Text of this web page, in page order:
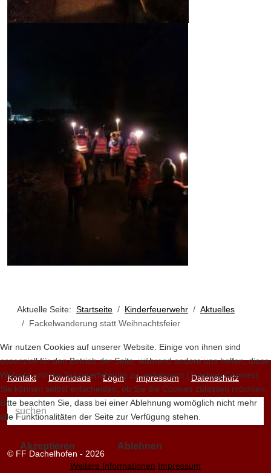
Aktuelle Seite: Startseite Kinderfeuerwehr
Aktuelles
Fackelwanderung statt Weihnachtsfeier
Kontakt Downloads Login Impressum Datenschutz
© FF Dachelhofen - 2026
Wir nutzen Cookies auf unserer Website. Einige von ihnen sind
essenziell für den Betrieb der Seite, während andere uns helfen, diese
Website und die Nutzererfahrung zu verbessern (Tracking Cookies).
Sie können selbst entscheiden, ob Sie die Cookies zulassen möchten.
Bitte beachten Sie, dass bei einer Ablehnung womöglich nicht mehr
alle Funktionalitäten der Seite zur Verfügung stehen.
Akzeptieren Ablehnen
Weitere Informationen Impressum